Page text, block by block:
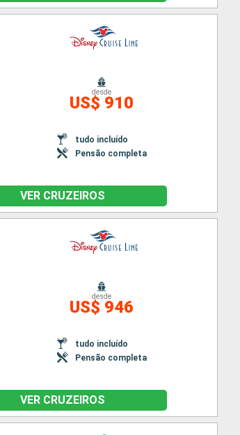
desde
US$ 910
tudo incluído
Pensão completa
VER CRUZEIROS
desde
US$ 946
tudo incluído
Pensão completa
VER CRUZEIROS